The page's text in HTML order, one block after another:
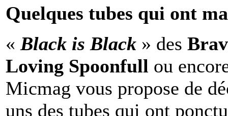
Quelques tubes qui ont
« Black is Black » des
Loving Spoonfull ou
Micmag vous propose de
uns des tubes qui ont